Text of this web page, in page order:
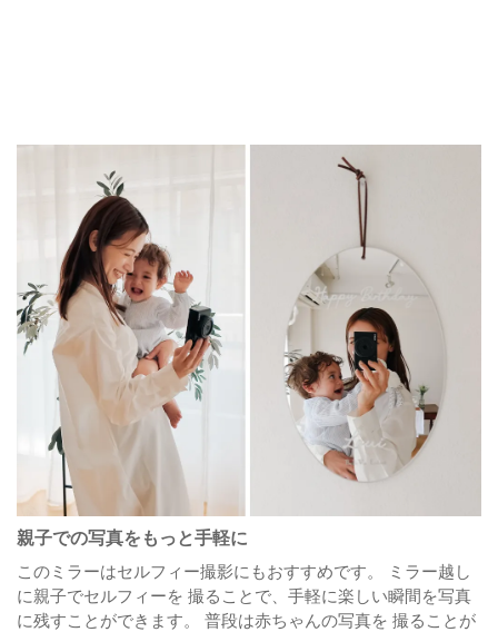
親子での写真をもっと手軽に
このミラーはセルフィー撮影にもおすすめです。
ミラー越し
に親子でセルフィーを 撮ることで、手軽に楽しい瞬間を写真
に残すことができます。
普段は赤ちゃんの写真を 撮ることが